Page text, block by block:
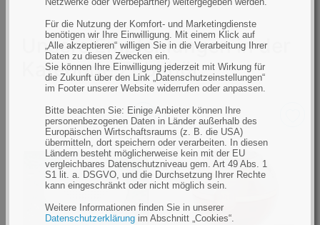
Für die Nutzung der Komfort- und Marketingdienste
benötigen wir Ihre Einwilligung. Mit einem Klick auf
„Alle akzeptieren“ willigen Sie in die Verarbeitung Ihrer
Daten zu diesen Zwecken ein.
Sie können Ihre Einwilligung jederzeit mit Wirkung für
die Zukunft über den Link „Datenschutzeinstellungen“
im Footer unserer Website widerrufen oder anpassen.
Bitte beachten Sie: Einige Anbieter können Ihre
personenbezogenen Daten in Länder außerhalb des
Europäischen Wirtschaftsraums (z. B. die USA)
übermitteln, dort speichern oder verarbeiten. In diesen
Ländern besteht möglicherweise kein mit der EU
vergleichbares Datenschutzniveau gem. Art 49 Abs. 1
S1 lit. a. DSGVO, und die Durchsetzung Ihrer Rechte
kann eingeschränkt oder nicht möglich sein.
Weitere Informationen finden Sie in unserer
Datenschutzerklärung im Abschnitt „Cookies“.
Unsere Empfehlungen in der
Kategorie Zubehör